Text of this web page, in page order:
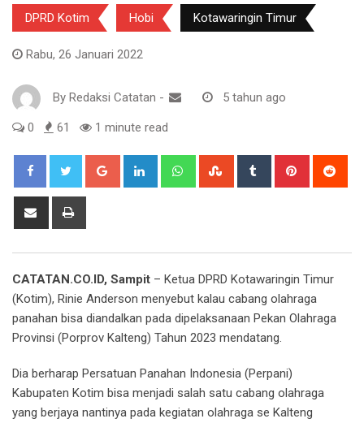
DPRD Kotim Hobi Kotawaringin Timur
Rabu, 26 Januari 2022
By Redaksi Catatan - 5 tahun ago
0 61 1 minute read
Google+ LinkedIn WhatsappStumbleUpon
Tumblr Pinterest
Share
CATATAN.CO.ID, Sampit – Ketua DPRD Kotawaringin Timur
(Kotim), Rinie Anderson menyebut kalau cabang olahraga
panahan bisa diandalkan pada dipelaksanaan Pekan Olahraga
Provinsi (Porprov Kalteng) Tahun 2023 mendatang.
Dia berharap Persatuan Panahan Indonesia (Perpani)
Kabupaten Kotim bisa menjadi salah satu cabang olahraga
yang berjaya nantinya pada kegiatan olahraga se Kalteng